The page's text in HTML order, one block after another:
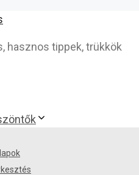
hasznos tippek, trükkök